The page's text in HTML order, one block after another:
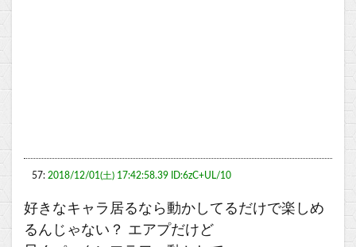
57: 2018/12/01(土) 17:42:58.39 ID:6zC+UL/10
好きなキャラ居るなら動かしてるだけで楽しめ
るんじゃない？ エアプだけど